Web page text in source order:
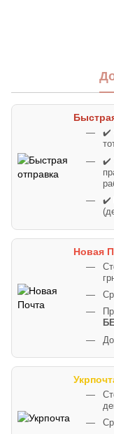
✔️
✔️
✔️
Новая